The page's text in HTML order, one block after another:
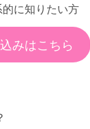
に知りたい方
みはこちら